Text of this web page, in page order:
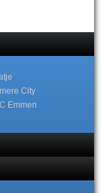
City
Emmen